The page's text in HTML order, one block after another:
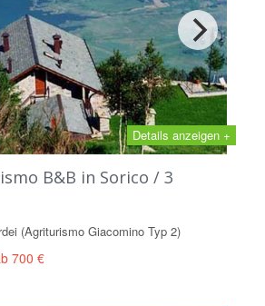
Details anzeigen +
B&B in Sorico / 3
(Agriturismo Giacomino Typ 2)
700 €